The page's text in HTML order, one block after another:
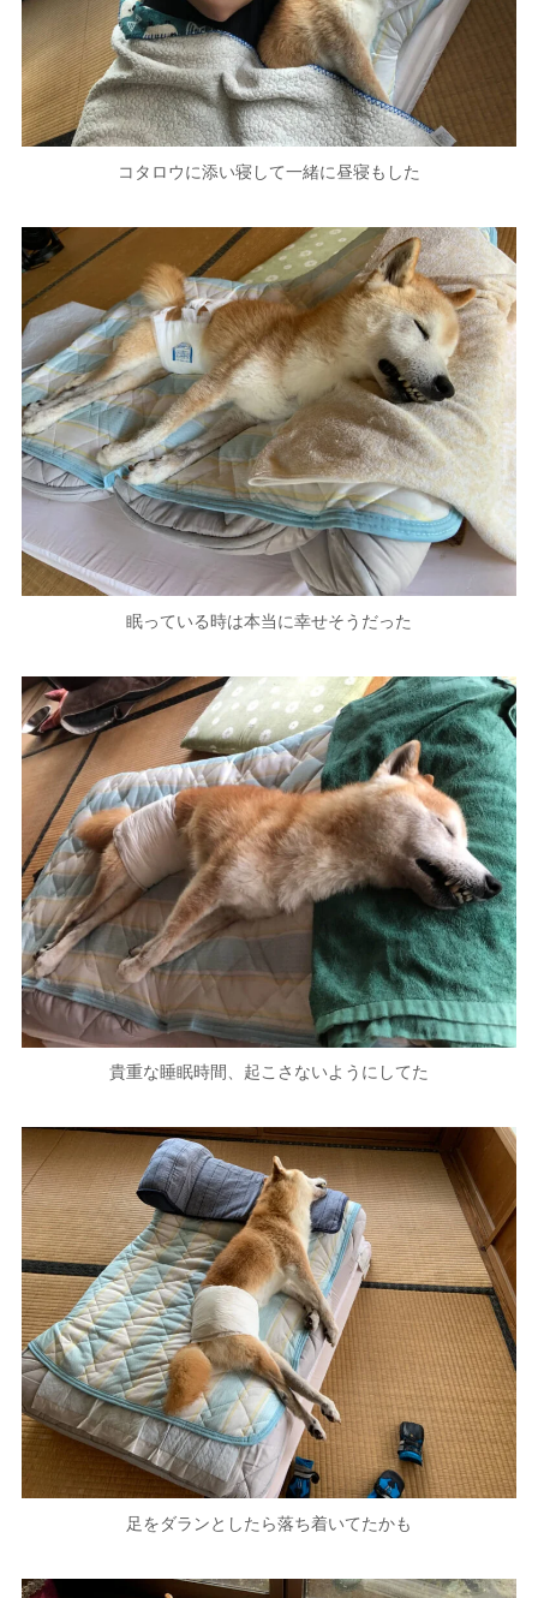
コタロウに添い寝して一緒に昼寝もした
眠っている時は本当に幸せそうだった
貴重な睡眠時間、起こさないようにしてた
足をダランとしたら落ち着いてたかも